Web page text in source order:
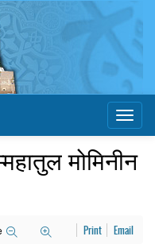
मोमिनीन
Print Email